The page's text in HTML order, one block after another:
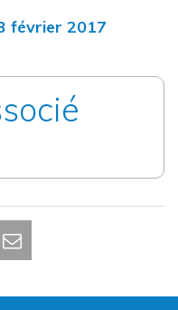
février 2017